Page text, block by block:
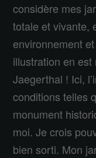
considère mes
totale et vivante,
environnement
illustration en
Jaegerthal ! Ici,
conditions telles
monument
moi. Je crois
bien sorti. Mon